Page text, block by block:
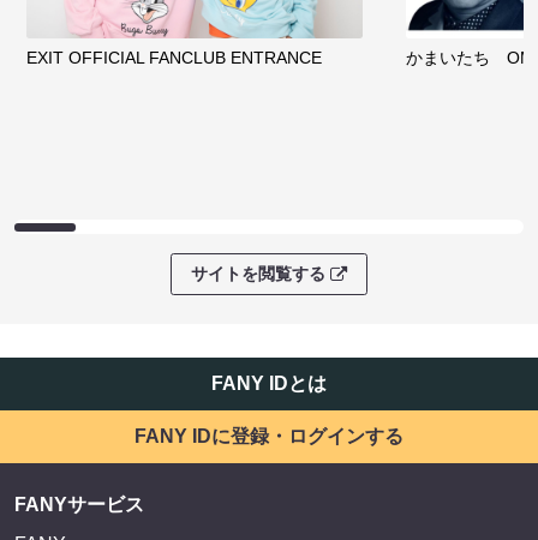
EXIT OFFICIAL FANCLUB ENTRANCE かまいたち
サイトを閲覧する
FANY IDとは
FANY IDに登録・ログインする
FANYサービス